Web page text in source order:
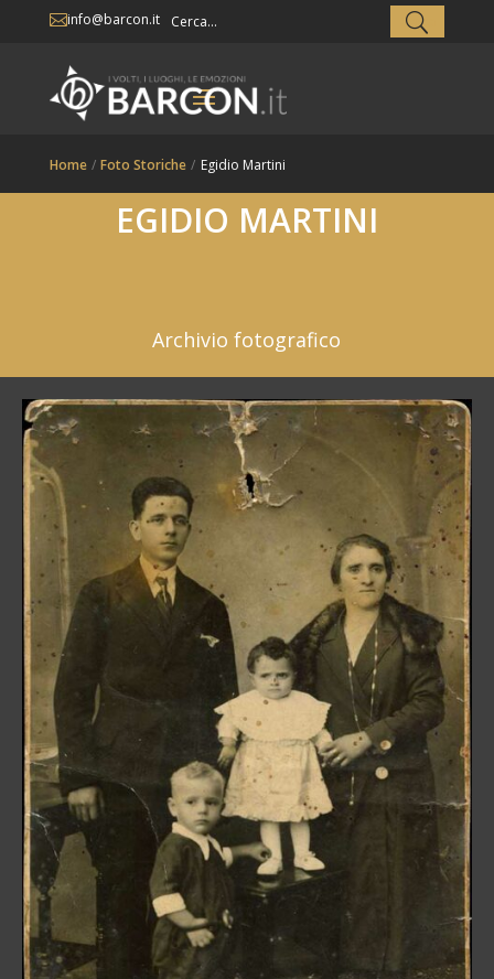
info@barcon.it
Home / Foto Storiche / Egidio Martini
EGIDIO MARTINI
Archivio fotografico